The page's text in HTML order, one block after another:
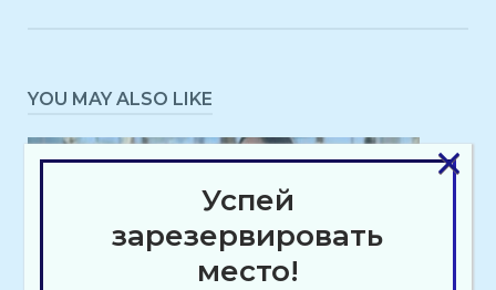
YOU MAY ALSO LIKE
Успей
зарезервировать
место!
×